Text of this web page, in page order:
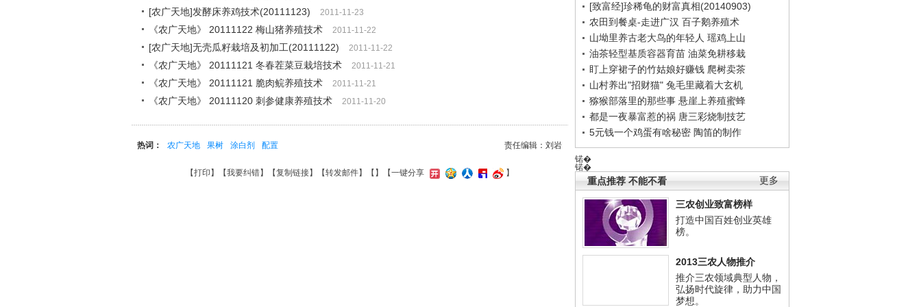
[致富经]珍稀龟的财富真相(20140903)
农田到餐桌-走进广汉 百子鹅养殖术
山坳里养古老大鸟的年轻人 瑶鸡上山
油茶轻型基质容器育苗 油菜免耕移栽
盯上穿裙子的竹姑娘好赚钱 爬树卖茶
山村养出"招财猫" 兔毛里藏着大玄机
猕猴部落里的那些事 悬崖上养殖蜜蜂
都是一夜暴富惹的祸 唐三彩烧制技艺
5元钱一个鸡蛋有啥秘密 陶笛的制作
锘�
锘�
更多
重点推荐 不能不看
三农创业致富榜样
打造中国百姓创业英雄
榜。
2013三农人物推介
推介三农领域典型人物，
弘扬时代旋律，助力中国
梦想。
[农广天地]发酵床养鸡技术(20111123) 2011-11-23
《农广天地》 20111122 梅山猪养殖技术 2011-11-22
[农广天地]无壳瓜籽栽培及初加工(20111122) 2011-11-22
《农广天地》 20111121 冬春茬菜豆栽培技术 2011-11-21
《农广天地》 20111121 脆肉鲩养殖技术 2011-11-21
《农广天地》 20111120 刺参健康养殖技术 2011-11-20
责任编辑：刘岩
热词： 农广天地 果树 涂白剂 配置
【打印 】【我要纠错】【复制链接】【转发邮件】【 】 【一键分享 】